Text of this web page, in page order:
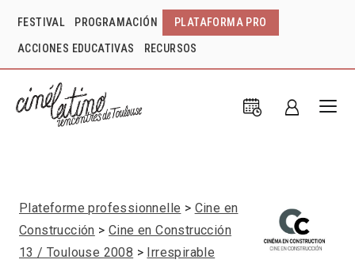
FESTIVAL PROGRAMACIÓN PLATAFORMA PRO
ACCIONES EDUCATIVAS RECURSOS
Plateforme professionnelle
Cine en
Construcción
Cine en Construcción
13 / Toulouse 2008
Irrespirable